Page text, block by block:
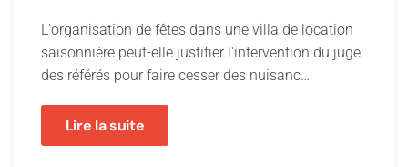
L'organisation de fêtes dans une villa de location
saisonnière peut-elle justifier l'intervention du juge
des référés pour faire cesser des nuisanc…
Lire la suite